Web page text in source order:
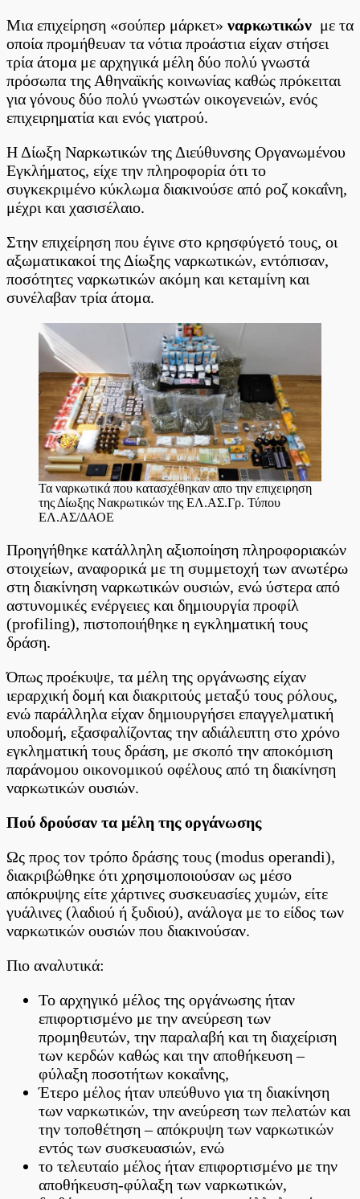
μάρκετ»
ναρκωτικών:
Γόνοι
γνωστών
οικογενειών
αρχηγοί
του
Μια επιχείρηση «σούπερ μάρκετ» ναρκωτικών με τα
οποία προμήθευαν τα νότια προάστια είχαν στήσει
τρία άτομα με αρχηγικά μέλη δύο πολύ γνωστά
πρόσωπα της Αθηναϊκής κοινωνίας καθώς πρόκειται
για γόνους δύο πολύ γνωστών οικογενειών, ενός
επιχειρηματία και ενός γιατρού.
Η Δίωξη Ναρκωτικών της Διεύθυνσης Οργανωμένου
Εγκλήματος, είχε την πληροφορία ότι το
συγκεκριμένο κύκλωμα διακινούσε από ροζ κοκαΐνη,
μέχρι και χασισέλαιο.
Στην επιχείρηση που έγινε στο κρησφύγετό τους, οι
αξωματικακοί της Δίωξης ναρκωτικών, εντόπισαν,
ποσότητες ναρκωτικών ακόμη και κεταμίνη και
συνέλαβαν τρία άτομα.
Τα ναρκωτικά που κατασχέθηκαν απο την επιχειρηση
της Δίωξης Νακρωτικών της ΕΛ.ΑΣ.Γρ. Τύπου
ΕΛ.ΑΣ/ΔΑΟΕ
Προηγήθηκε κατάλληλη αξιοποίηση πληροφοριακών
στοιχείων, αναφορικά με τη συμμετοχή των ανωτέρω
στη διακίνηση ναρκωτικών ουσιών, ενώ ύστερα από
αστυνομικές ενέργειες και δημιουργία προφίλ
(profiling), πιστοποιήθηκε η εγκληματική τους
δράση.
Όπως προέκυψε, τα μέλη της οργάνωσης είχαν
ιεραρχική δομή και διακριτούς μεταξύ τους ρόλους,
ενώ παράλληλα είχαν δημιουργήσει επαγγελματική
υποδομή, εξασφαλίζοντας την αδιάλειπτη στο χρόνο
εγκληματική τους δράση, με σκοπό την αποκόμιση
παράνομου οικονομικού οφέλους από τη διακίνηση
ναρκωτικών ουσιών.
Πού δρούσαν τα μέλη της οργάνωσης
Ως προς τον τρόπο δράσης τους (modus operandi),
διακριβώθηκε ότι χρησιμοποιούσαν ως μέσο
απόκρυψης είτε χάρτινες συσκευασίες χυμών, είτε
γυάλινες (λαδιού ή ξυδιού), ανάλογα με το είδος των
ναρκωτικών ουσιών που διακινούσαν.
Πιο αναλυτικά:
Το αρχηγικό μέλος της οργάνωσης ήταν
επιφορτισμένο με την ανεύρεση των
προμηθευτών, την παραλαβή και τη διαχείριση
των κερδών καθώς και την αποθήκευση –
φύλαξη ποσοτήτων κοκαΐνης,
Έτερο μέλος ήταν υπεύθυνο για τη διακίνηση
των ναρκωτικών, την ανεύρεση των πελατών και
την τοποθέτηση – απόκρυψη των ναρκωτικών
εντός των συσκευασιών, ενώ
το τελευταίο μέλος ήταν επιφορτισμένο με την
αποθήκευση-φύλαξη των ναρκωτικών,